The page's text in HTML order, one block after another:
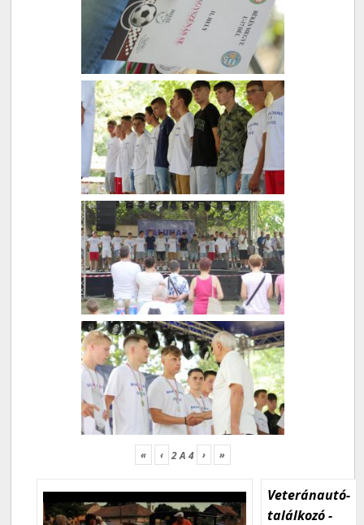
« ‹ 2A 4 › »
Veteránautó-
találkozó -